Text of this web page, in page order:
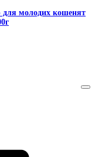
для молодих кошенят